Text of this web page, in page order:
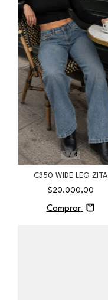
1 / 4
C350 WIDE LEG ZITA
$20.000,00
Comprar